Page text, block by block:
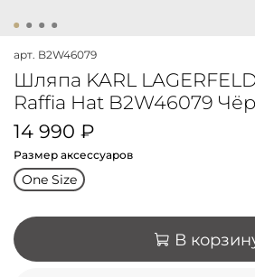
арт. B2W46079
Шляпа KARL
Raffia Hat B2W46079
14 990 ₽
Размер аксессуаров
One Size
В